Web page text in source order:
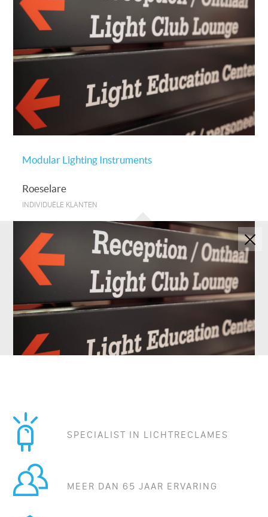
Modular Lighting Instruments
Roeselare
INDIVIDUELE KLANTEN
SPECIALIST IN LICHTRECLAMES
MEER DAN 65 JAAR ERVARING